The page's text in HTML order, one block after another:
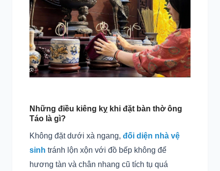
Những điều kiêng kỵ khi đặt bàn thờ ông
Táo là gì?
Không đặt dưới xà ngang, đối diện nhà vệ
sinh tránh lộn xộn với đồ bếp không để
hương tàn và chân nhang cũ tích tụ quá